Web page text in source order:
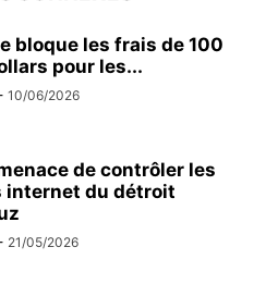
bloque les frais de 100
pour les...
10/06/2026
de contrôler les
internet du détroit
21/05/2026